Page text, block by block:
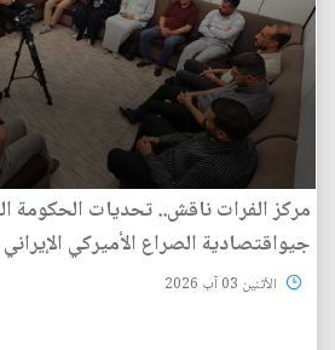
مركز الفرات ناقش.. تحديات الحكومة
جيواقتصادية الصراع الأميركي الإيراني
الأثنين 03 آب 2026